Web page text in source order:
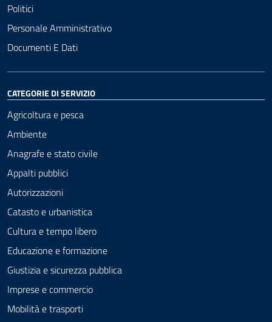
Politici
Personale Amministrativo
Documenti E Dati
CATEGORIE DI SERVIZIO
Agricoltura e pesca
Ambiente
Anagrafe e stato civile
Appalti pubblici
Autorizzazioni
Catasto e urbanistica
Cultura e tempo libero
Educazione e formazione
Giustizia e sicurezza pubblica
Imprese e commercio
Mobilità e trasporti